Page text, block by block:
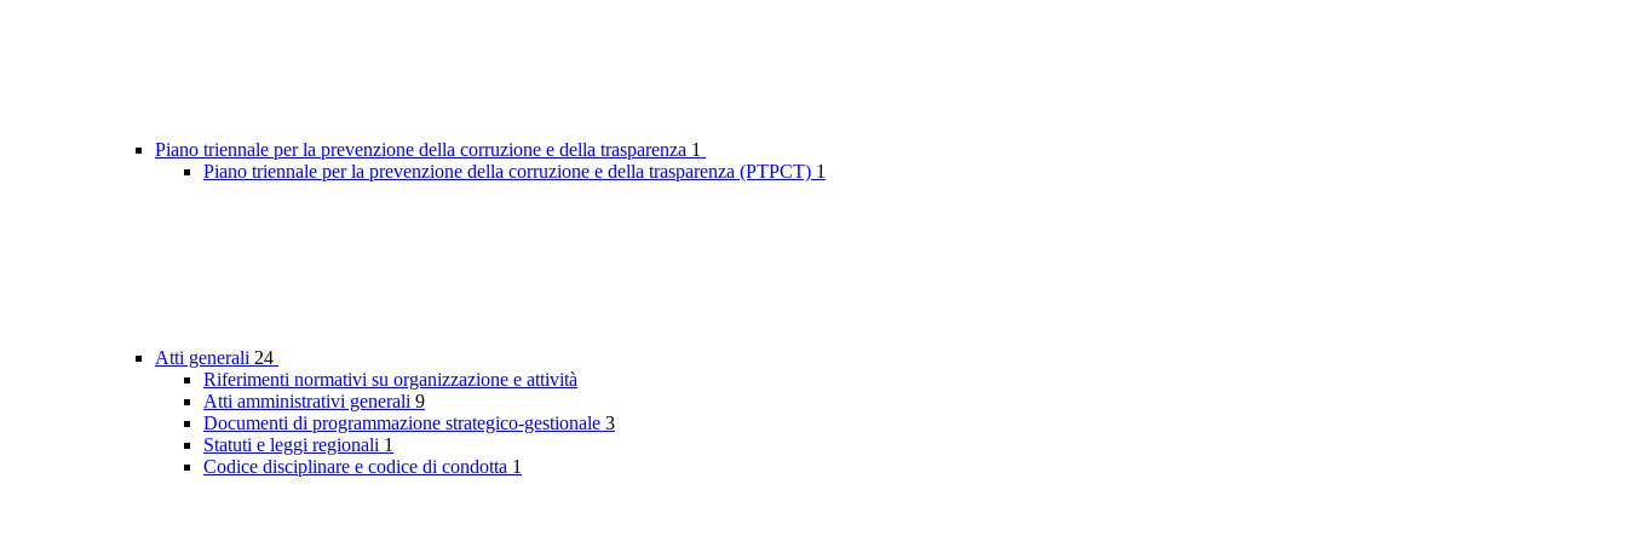
Piano triennale per la prevenzione della corruzione e della trasparenza 1
Piano triennale per la prevenzione della corruzione e della trasparenza (PTPCT) 1
Atti generali 24
Riferimenti normativi su organizzazione e attività
Atti amministrativi generali 9
Documenti di programmazione strategico-gestionale 3
Statuti e leggi regionali 1
Codice disciplinare e codice di condotta 1